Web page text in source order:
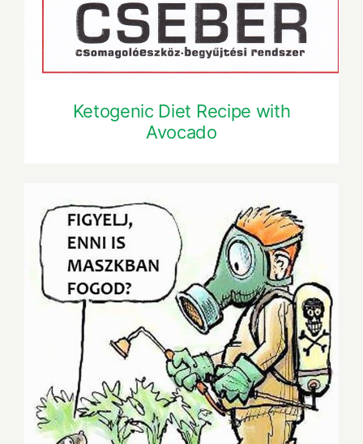
Ketogenic Diet Recipe with
Avocado
Summer Cheese Platter with Berries,
Crackers and Wine